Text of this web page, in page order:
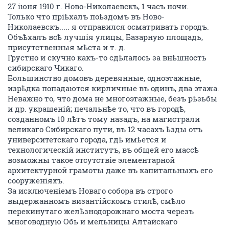
27 іюня 1910 г. Ново-Николаевскъ, 1 часъ ночи.
Только что пріѣхалъ поѣздомъ въ Ново-
Николаевскъ..... я отправился осматривать городъ.
Объѣхалъ всѣ лучшія улицы, Базарную площадь,
присутственныя мѣста и т. д.
Грустно и скучно какъ-то сдѣлалось за внѣшность
сибирскаго Чикаго.
Большинство домовъ деревянные, одноэтажные,
изрѣдка попадаются кирличные въ одинъ, два этажа.
Неважно то, что дома не многоэтажные, безъ рѣзьбы
и др. украшеній; печальнѣе то, что въ городѣ,
созданномъ 10 лѣтъ тому назадъ, на магистрали
великаго Сибирскаго пути, въ 12 часахъ ѣзды отъ
университетскаго города, гдѣ имѣется и
технологическій институтъ, въ общей его массѣ
возможны такое отсутствіе элементарной
архитектурной грамоты даже въ капитальныхъ его
сооруженіяхъ.
За исключеніемъ Новаго собора въ строго
выдержанномъ византійскомъ стилѣ, смѣло
перекинутаго желѣзнодорожнаго моста черезъ
многоводную Обь и мельницы Алтайскаго